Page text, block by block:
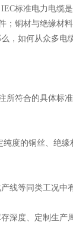
标准电力电缆
；铜材与绝缘材
，如何从众多电
所符合的具体标
度的铜丝、绝
线等同类工况
深度、定制生产